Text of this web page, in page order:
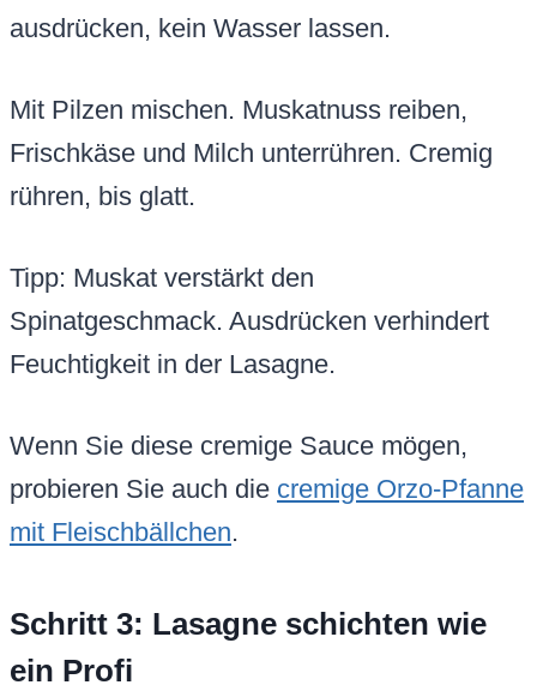
ausdrücken, kein Wasser lassen.
Mit Pilzen mischen. Muskatnuss reiben,
Frischkäse und Milch unterrühren. Cremig
rühren, bis glatt.
Tipp: Muskat verstärkt den
Spinatgeschmack. Ausdrücken verhindert
Feuchtigkeit in der Lasagne.
Wenn Sie diese cremige Sauce mögen,
probieren Sie auch die cremige Orzo-Pfanne
mit Fleischbällchen.
Schritt 3: Lasagne schichten wie
ein Profi